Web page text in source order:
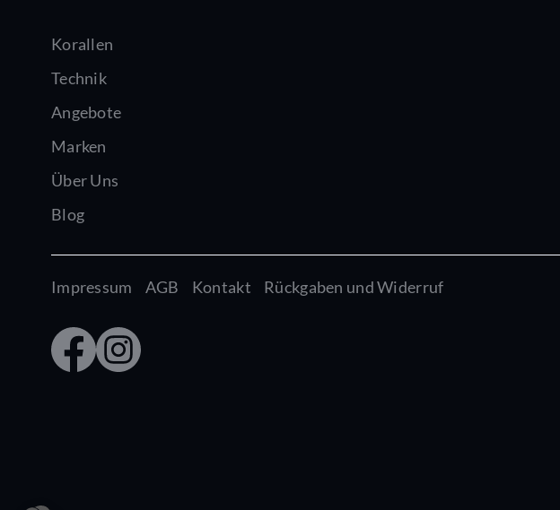
Korallen
Technik
Angebote
Marken
Über Uns
Blog
Impressum AGB Kontakt Rückgaben und Widerruf
Faceb
ook
Insta
gram